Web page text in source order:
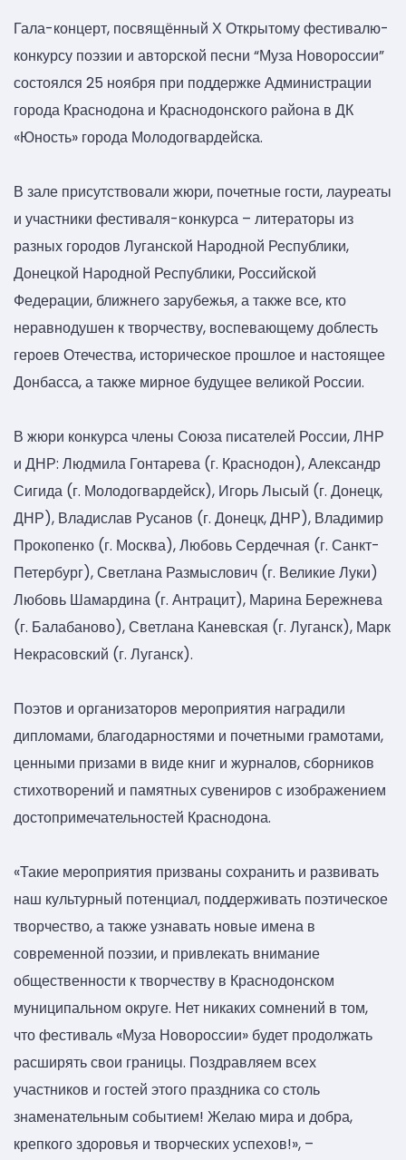
Гала-концерт, посвящённый Х Открытому фестивалю-
конкурсу поэзии и авторской песни “Муза Новороссии”
состоялся 25 ноября при поддержке Администрации
города Краснодона и Краснодонского района в ДК
«Юность» города Молодогвардейска.
В зале присутствовали жюри, почетные гости, лауреаты
и участники фестиваля-конкурса – литераторы из
разных городов Луганской Народной Республики,
Донецкой Народной Республики, Российской
Федерации, ближнего зарубежья, а также все, кто
неравнодушен к творчеству, воспевающему доблесть
героев Отечества, историческое прошлое и настоящее
Донбасса, а также мирное будущее великой России.
В жюри конкурса члены Союза писателей России, ЛНР
и ДНР: Людмила Гонтарева (г. Краснодон), Александр
Сигида (г. Молодогвардейск), Игорь Лысый (г. Донецк,
ДНР), Владислав Русанов (г. Донецк, ДНР), Владимир
Прокопенко (г. Москва), Любовь Сердечная (г. Санкт-
Петербург), Светлана Размыслович (г. Великие Луки)
Любовь Шамардина (г. Антрацит), Марина Бережнева
(г. Балабаново), Светлана Каневская (г. Луганск), Марк
Некрасовский (г. Луганск).
Поэтов и организаторов мероприятия наградили
дипломами, благодарностями и почетными грамотами,
ценными призами в виде книг и журналов, сборников
стихотворений и памятных сувениров с изображением
достопримечательностей Краснодона.
«Такие мероприятия призваны сохранить и развивать
наш культурный потенциал, поддерживать поэтическое
творчество, а также узнавать новые имена в
современной поэзии, и привлекать внимание
общественности к творчеству в Краснодонском
муниципальном округе. Нет никаких сомнений в том,
что фестиваль «Муза Новороссии» будет продолжать
расширять свои границы. Поздравляем всех
участников и гостей этого праздника со столь
знаменательным событием! Желаю мира и добра,
крепкого здоровья и творческих успехов!», –